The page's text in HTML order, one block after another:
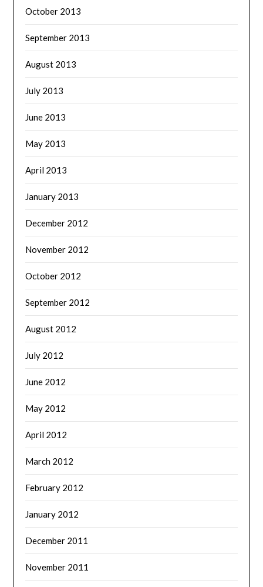
October 2013
September 2013
August 2013
July 2013
June 2013
May 2013
April 2013
January 2013
December 2012
November 2012
October 2012
September 2012
August 2012
July 2012
June 2012
May 2012
April 2012
March 2012
February 2012
January 2012
December 2011
November 2011